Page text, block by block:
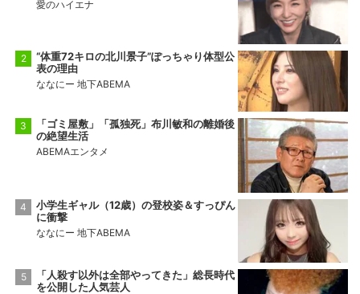
愛のハイエナ
“体重72キロの北川景子”ぽっちゃり体型公
表の理由
ななにー 地下ABEMA
「ゴミ屋敷」「孤独死」布川敏和の離婚後
の絶望生活
ABEMAエンタメ
小学生ギャル（12歳）の登校姿＆すっぴん
に衝撃
ななにー 地下ABEMA
「人殺す以外は全部やってきた」総長時代
を公開した人気芸人